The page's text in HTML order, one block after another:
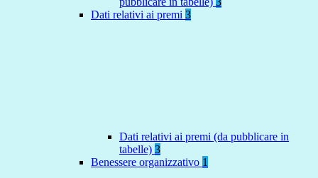
Dati relativi ai premi 3
Dati relativi ai premi (da pubblicare in
tabelle) 3
Benessere organizzativo 1